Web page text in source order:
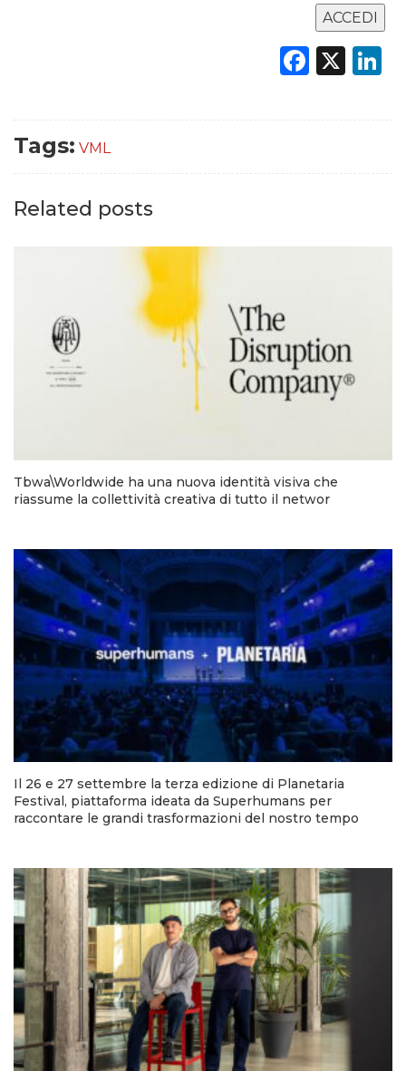
OPINIONI
X
Tags: VML
Related posts
Tbwa\Worldwide ha una nuova identità visiva che
riassume la collettività creativa di tutto il networ
Il 26 e 27 settembre la terza edizione di Planetaria
Festival, piattaforma ideata da Superhumans per
raccontare le grandi trasformazioni del nostro tempo